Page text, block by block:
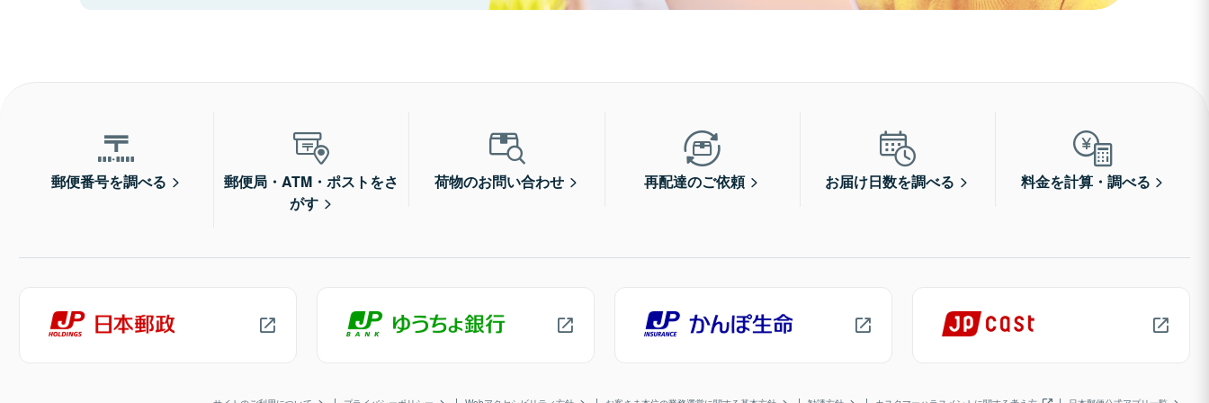
郵便番号を調べる
郵便局・ATM・ポストをさ
がす
荷物のお問い合わせ 再配達のご依頼 お届け日数を調べる 料金を計算・調べる